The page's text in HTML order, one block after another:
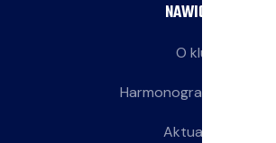
NAWIGACJA
O klubie
Harmonogram treningów
Aktualności